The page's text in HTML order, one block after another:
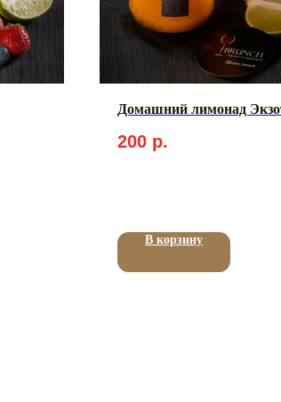
Домашний лимонад
200 р.
В корзину